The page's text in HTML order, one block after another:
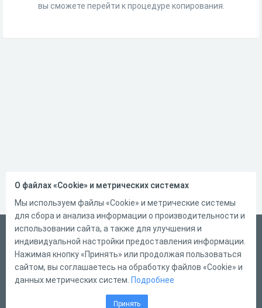
вы сможете перейти к процедуре копирования.
Русский
Справка
Форма обратной связи
О файлах «Cookie» и метрических системах
Мы используем файлы «Cookie» и метрические системы
для сбора и анализа информации о производительности и
использовании сайта, а также для улучшения и
индивидуальной настройки предоставления информации.
Нажимая кнопку «Принять» или продолжая пользоваться
сайтом, вы соглашаетесь на обработку файлов «Cookie» и
данных метрических систем. Подробнее
Принять